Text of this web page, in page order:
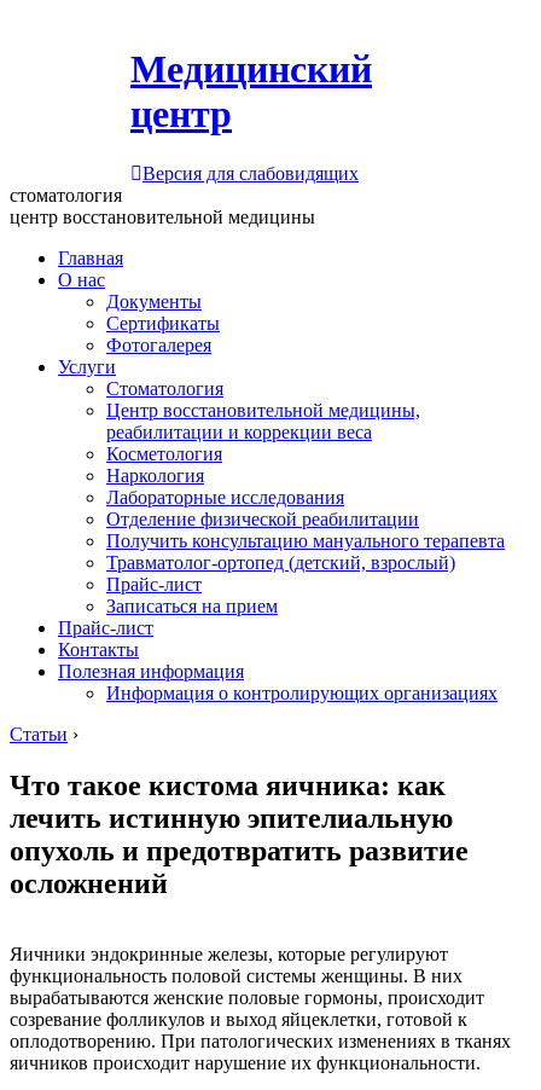
Медицинский
центр
Версия для слабовидящих
стоматология
центр восстановительной медицины
Главная
О нас
Документы
Сертификаты
Фотогалерея
Услуги
Стоматология
Центр восстановительной медицины,
реабилитации и коррекции веса
Косметология
Наркология
Лабораторные исследования
Отделение физической реабилитации
Получить консультацию мануального терапевта
Травматолог-ортопед (детский, взрослый)
Прайс-лист
Записаться на прием
Прайс-лист
Контакты
Полезная информация
Информация о контролирующих организациях
Статьи ›
Что такое кистома яичника: как
лечить истинную эпителиальную
опухоль и предотвратить развитие
осложнений
Яичники эндокринные железы, которые регулируют
функциональность половой системы женщины. В них
вырабатываются женские половые гормоны, происходит
созревание фолликулов и выход яйцеклетки, готовой к
оплодотворению. При патологических изменениях в тканях
яичников происходит нарушение их функциональности.